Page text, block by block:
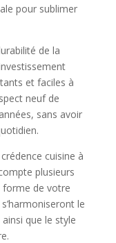
pour sublimer
de la
et faciles à
neuf de
sans avoir
cuisine à
plusieurs
forme de votre
le
que le style